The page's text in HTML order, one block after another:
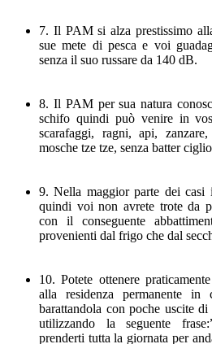
7. Il PAM si alza prestissimo
sue mete di pesca e voi
senza il suo russare da 140 dB.
8. Il PAM per sua natura
schifo quindi può venire in
scarafaggi, ragni, api,
mosche tze tze, senza batter
9. Nella maggior parte dei
quindi voi non avrete trote da
con il conseguente
provenienti dal frigo che dal
10. Potete ottenere
alla residenza permanente
barattandola con poche uscite
utilizzando la seguente
prenderti tutta la giornata per